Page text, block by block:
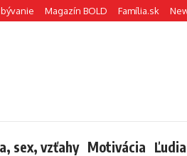
Magazín BOLD Família.sk
sex, vzťahy Motivácia Ľudia